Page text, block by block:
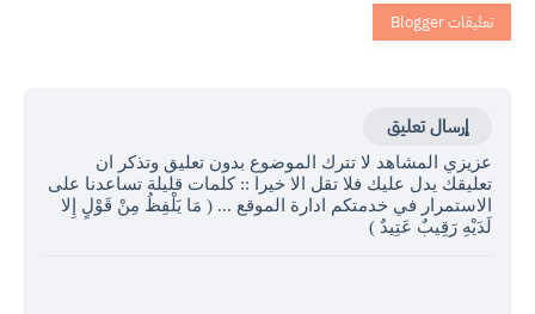
إرسال تعليق
عزيزي المشاهد لا تترك الموضوع بدون تعليق وتذكر ان
تعليقك يدل عليك فلا تقل الا خيرا :: كلمات قليلة تساعدنا على
الاستمرار في خدمتكم ادارة الموقع ... ( مَا يَلْفِظُ مِنْ قَوْلٍ إِلا
لَدَيْهِ رَقِيبٌ عَتِيدٌ )